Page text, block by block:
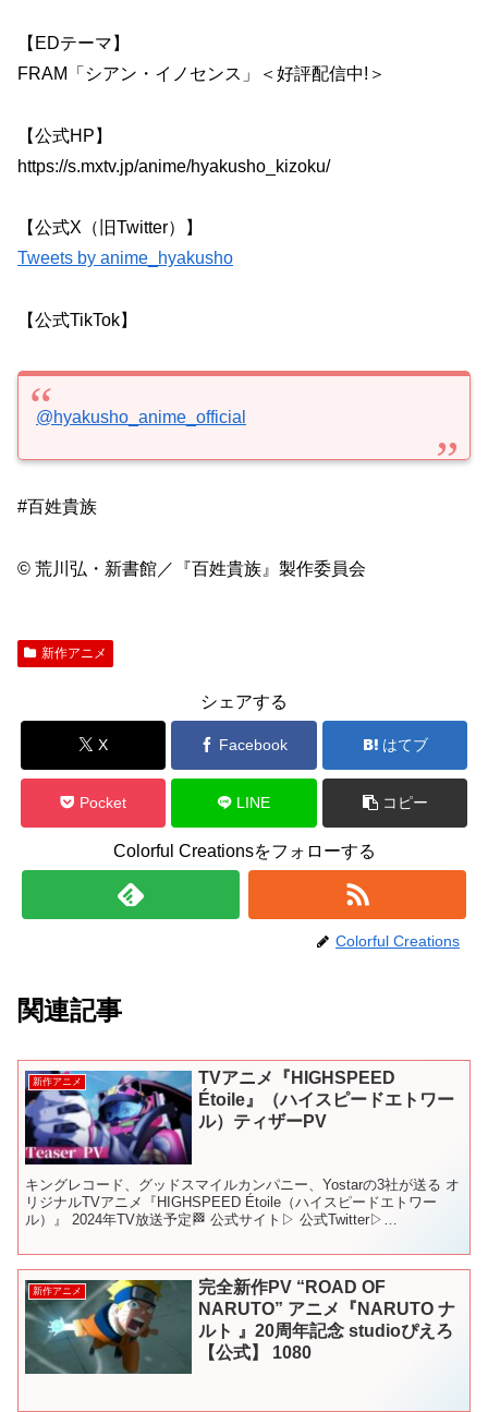
【EDテーマ】
FRAM「シアン・イノセンス」＜好評配信中!＞
【公式HP】
https://s.mxtv.jp/anime/hyakusho_kizoku/
【公式X（旧Twitter）】
Tweets by anime_hyakusho
【公式TikTok】
@hyakusho_anime_official
#百姓貴族
© 荒川弘・新書館／『百姓貴族』製作委員会
新作アニメ
シェアする
X Facebook はてブ
Pocket LINE コピー
Colorful Creationsをフォローする
Colorful Creations
関連記事
新作アニメ
TVアニメ『HIGHSPEED
Étoile』（ハイスピードエトワー
ル）ティザーPV
キングレコード、グッドスマイルカンパニー、Yostarの3社が送る オ
リジナルTVアニメ『HIGHSPEED Étoile（ハイスピードエトワー
ル）』 2024年TV放送予定🏁 公式サイト▷ 公式Twitter▷
新作アニメ
完全新作PV “ROAD OF
NARUTO” アニメ『NARUTO ナ
ルト 』20周年記念 studioぴえろ
【公式】 1080